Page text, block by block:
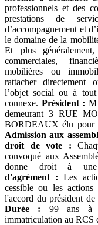
professionnels et des
prestations de
d’accompagnement et
le domaine de la
Et plus
commerciales,
mobilières ou
rattacher directement
l’objet social ou à
connexe. Président : M
demeurant 3 RUE
BORDEAUX élu pour
Admission aux
droit de vote :
convoqué aux
donne droit à
d'agrément : Les
cessible ou les actions
l'accord du président
Durée : 99 ans à
immatriculation au